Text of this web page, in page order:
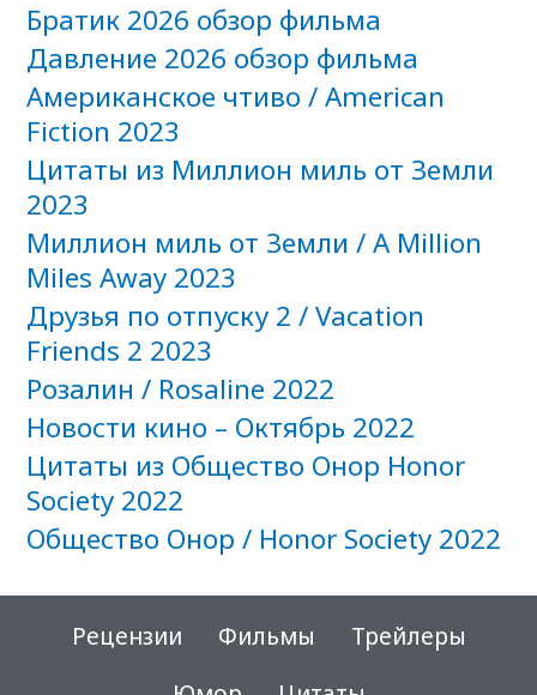
Братик 2026 обзор фильма
Давление 2026 обзор фильма
Американское чтиво / American
Fiction 2023
Цитаты из Миллион миль от Земли
2023
Миллион миль от Земли / A Million
Miles Away 2023
Друзья по отпуску 2 / Vacation
Friends 2 2023
Розалин / Rosaline 2022
Новости кино – Октябрь 2022
Цитаты из Общество Онор Honor
Society 2022
Общество Онор / Honor Society 2022
Рецензии Фильмы
Трейлеры